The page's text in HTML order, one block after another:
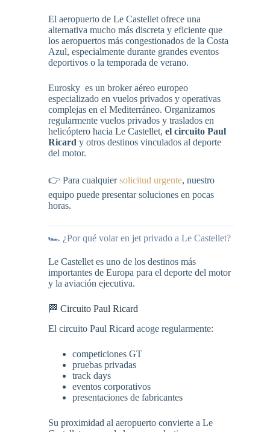
El aeropuerto de Le Castellet ofrece una
alternativa mucho más discreta y eficiente que
los aeropuertos más congestionados de la Costa
Azul, especialmente durante grandes eventos
deportivos o la temporada de verano.
Eurosky es un broker aéreo europeo
especializado en vuelos privados y operativas
complejas en el Mediterráneo. Organizamos
regularmente vuelos privados y traslados en
helicóptero hacia Le Castellet, el circuito Paul
Ricard y otros destinos vinculados al deporte
del motor.
👉 Para cualquiersolicitud urgente, nuestro
equipo puede presentar soluciones en pocas
horas.
🏎️ ¿Por qué volar en jet privado a Le Castellet?
Le Castellet es uno de los destinos más
importantes de Europa para el deporte del motor
y la aviación ejecutiva.
🏁 Circuito Paul Ricard
El circuito Paul Ricard acoge regularmente:
competiciones GT
pruebas privadas
track days
eventos corporativos
presentaciones de fabricantes
Su proximidad al aeropuerto convierte a Le